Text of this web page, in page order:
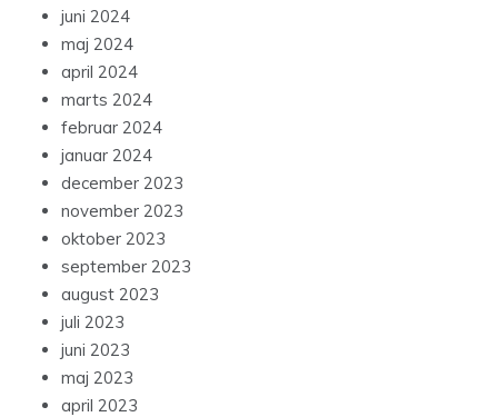
juni 2024
maj 2024
april 2024
marts 2024
februar 2024
januar 2024
december 2023
november 2023
oktober 2023
september 2023
august 2023
juli 2023
juni 2023
maj 2023
april 2023